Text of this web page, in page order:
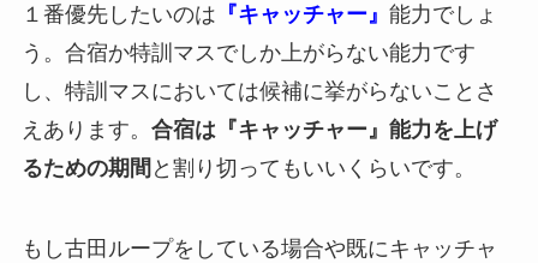
１番優先したいのは 『キャッチャー』 能力でしょ
う。合宿か特訓マスでしか上がらない能力です
し、特訓マスにおいては候補に挙がらないことさ
えあります。 合宿は『キャッチャー』能力を上げ
るための期間 と割り切ってもいいくらいです。
もし古田ループをしている場合や既にキャッチャ